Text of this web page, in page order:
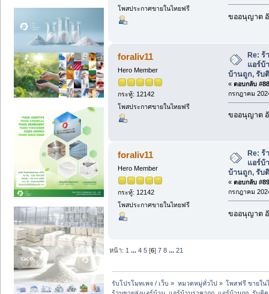
โพสประกาศขายในไทยฟรี
ขออนุญาต
foraliv11
Hero Member
กระทู้: 12142
โพสประกาศขายในไทยฟรี
Re: ร้
แอร์บ้
บ้านถูก, รับ
« ตอบกลับ
กรกฎาคม
ขออนุญาต
foraliv11
Hero Member
กระทู้: 12142
โพสประกาศขายในไทยฟรี
Re: ร้
แอร์บ้
บ้านถูก, รับ
« ตอบกลับ
กรกฎาคม
ขออนุญาต
หน้า: 1 ...4 5 [6]7 8 ...21
รับโปรโมทเพจ / เว็บ » หมวดหมู่ทั่วไป» โพสฟรี ขายใน